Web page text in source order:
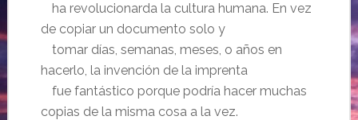
harevolucionarda la cultura humana. En vez
de copiar un documento solo y
tomar días, semanas, meses, o años en
hacerlo, la invención de la imprenta
fue fantástico porque podría hacer muchas
copias de la misma cosa a la vez.